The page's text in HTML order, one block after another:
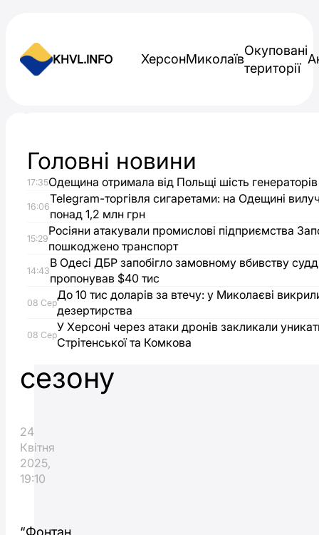
KHVL.INFO ХерсонМиколаїв
Окуповані
території
Головний
фонтан
Запоріжжя
оновлюють
перед
початком
сезону
24
Квітня
2025,
19:10
“Фонтан
Головні новини
17:35Одещина отримала від Польщі шість
16:06
Telegram-торгівля сигаретами: на Одещині
понад 1,2 млн грн
15:29
Росіяни атакували промислові підприємства
пошкоджено транспорт
14:43
В Одесі ДБР запобігло замовному вбивству
пропонував $40 тис
08 Сер
До 10 тис доларів за втечу: у Миколаєві
дезертирства
08 Сер
У Херсоні через атаки дронів закликали
Стрітенської та Комкова